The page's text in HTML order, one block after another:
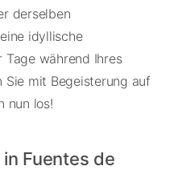
derselben
idyllische
Tage während Ihres
Sie mit Begeisterung auf
nun los!
Fuentes de